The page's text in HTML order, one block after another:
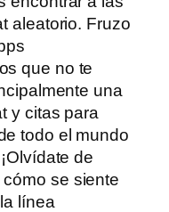
aleatorio. Fruzo
que no te
una
y citas para
todo el mundo
de
se siente
línea